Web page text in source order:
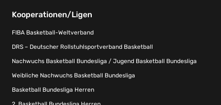
Kooperationen/Ligen
FIBA Basketball-Weltverband
DRS – Deutscher Rollstuhlsportverband Basketball
Nachwuchs Basketball Bundesliga / Jugend Basketball Bundesliga
Weibliche Nachwuchs Basketball Bundesliga
Basketball Bundesliga Herren